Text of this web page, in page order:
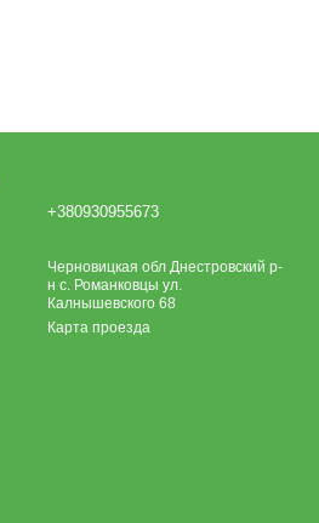
+380930955673
Черновицкая обл Днестровский р-
н с. Романковцы ул.
Калнышевского 68
Карта проезда